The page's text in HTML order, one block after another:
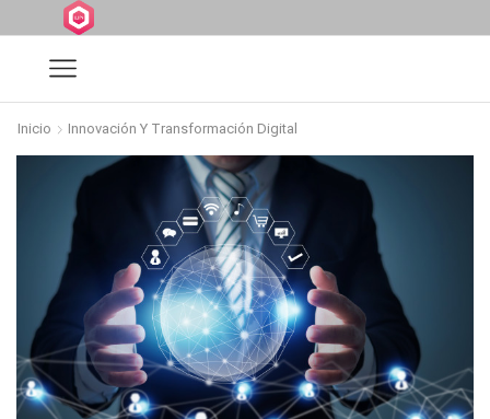
Inicio Innovación Y Transformación Digital